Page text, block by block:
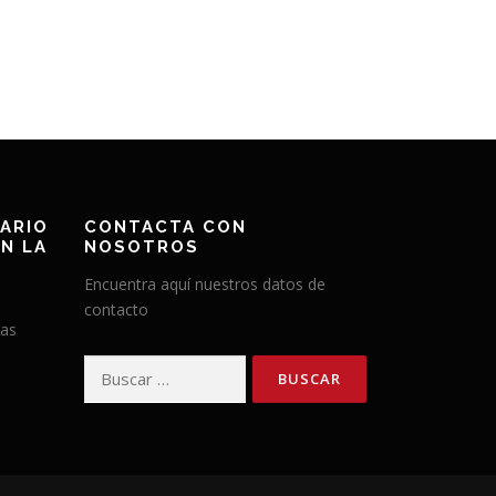
LA
CONTACTA CON
NOSOTROS
Encuentra aquí nuestros datos de
contacto